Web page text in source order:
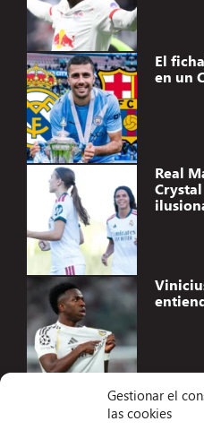
Gestionar el
las cookies
El
en un
Real